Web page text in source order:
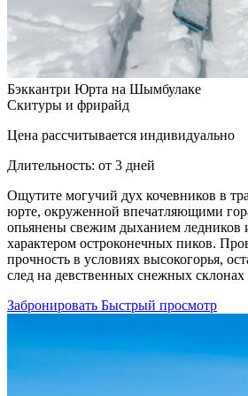
Бэккантри Юрта на Шымбулаке
Скитуры и фрирайд
Цена рассчитывается индивидуально
Длительность: от 3 дней
Ощутите могучий дух кочевников в
юрте, окруженной впечатляющими
опьянены свежим дыханием ледников
характером остроконечных пиков.
прочность в условиях высокогорья,
след на девственных снежных
Забронировать Быстрый просмотр